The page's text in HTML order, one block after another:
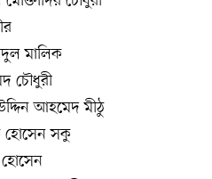
মালিক
চৌধুরী
আহমেদ মীঠু
হোসেন সকু